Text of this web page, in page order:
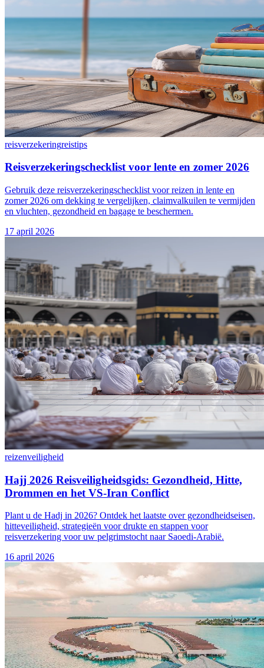
reisverzekeringreistips
Reisverzekeringschecklist voor lente en zomer 2026
Gebruik deze reisverzekeringschecklist voor reizen in lente en
zomer 2026 om dekking te vergelijken, claimvalkuilen te vermijden
en vluchten, gezondheid en bagage te beschermen.
17 april 2026
reizenveiligheid
Hajj 2026 Reisveiligheidsgids: Gezondheid, Hitte,
Drommen en het VS-Iran Conflict
Plant u de Hadj in 2026? Ontdek het laatste over gezondheidseisen,
hitteveiligheid, strategieën voor drukte en stappen voor
reisverzekering voor uw pelgrimstocht naar Saoedi-Arabië.
16 april 2026